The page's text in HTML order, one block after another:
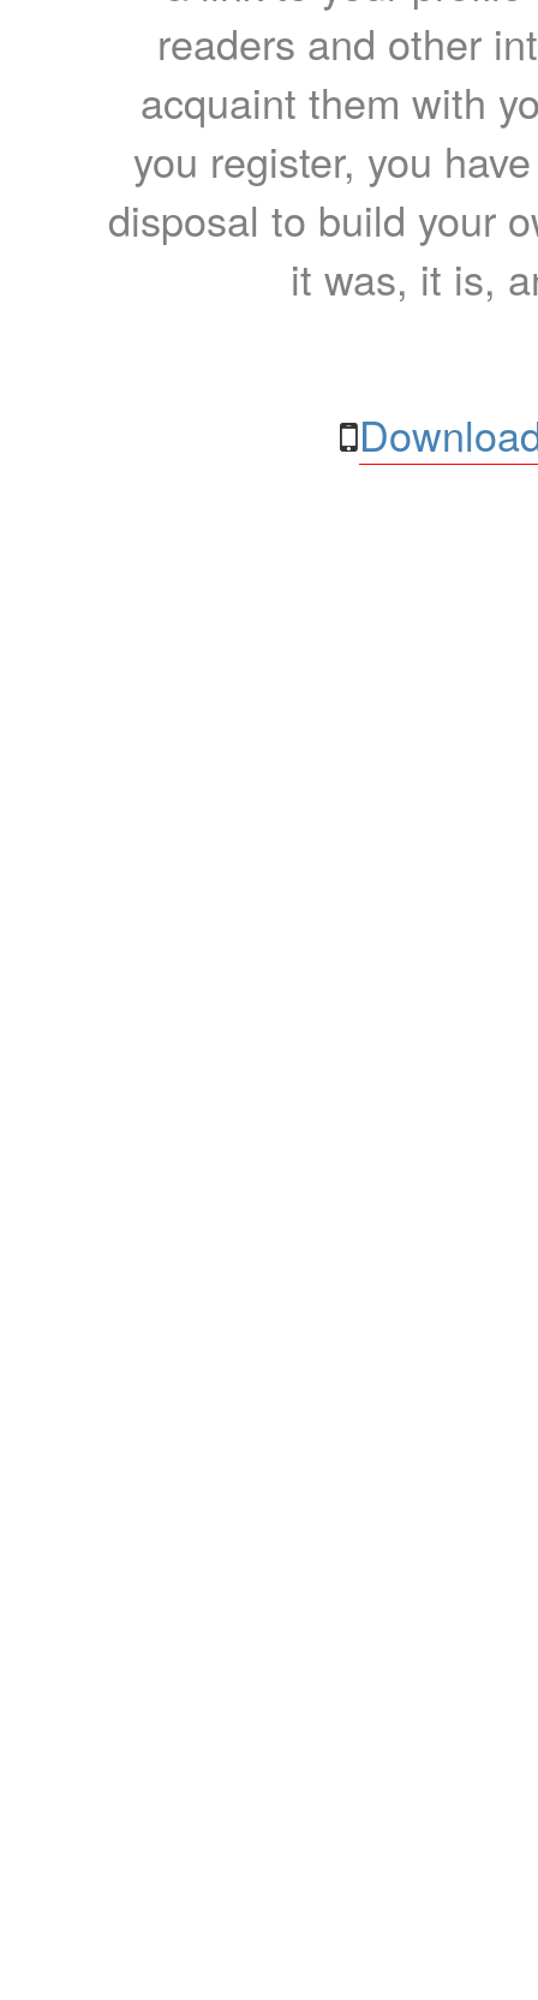
readers and other
acquaint them with
you register, you
disposal to build your
it was, it is,